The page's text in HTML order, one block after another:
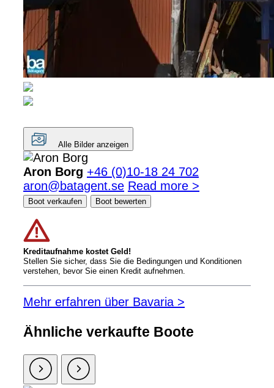
Alle Bilder anzeigen
Aron Borg +46 (0)10-18 24 702
aron@batagent.se Read more >
Boot verkaufen Boot bewerten
Kreditaufnahme kostet Geld!
Stellen Sie sicher, dass Sie die Bedingungen und Konditionen
verstehen, bevor Sie einen Kredit aufnehmen.
Mehr erfahren über Bavaria >
Ähnliche verkaufte Boote